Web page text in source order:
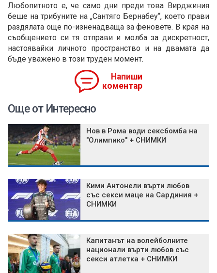
Любопитното е, че само дни преди това Вирджиния
беше на трибуните на „Сантяго Бернабеу“, което прави
раздялата още по-изненадваща за феновете. В края на
съобщението си тя отправи и молба за дискретност,
настоявайки личното пространство и на двамата да
бъде уважено в този труден момент.
Напиши
коментар
Още от Интересно
Нов в Рома води сексбомба на
"Олимпико" + СНИМКИ
Кими Антонели върти любов
със секси маце на Сардиния +
СНИМКИ
Капитанът на волейболните
национали върти любов със
секси атлетка + СНИМКИ